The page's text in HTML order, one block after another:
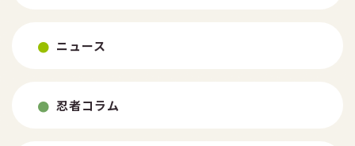
ニュース
忍者コラム